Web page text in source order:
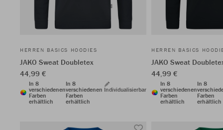
HERREN BASICS HOODIES
JAKO Sweat Doubletex
44,99 €
In 8
verschiedenen
Farben
erhältlich
In 8
verschiedenen
Farben
erhältlich
Individualisierbar
HERREN BASICS
JAKO Sweat
44,99 €
In 8
verschiedenen
Farben
erhältlich
In 8
Farben
erhältlich